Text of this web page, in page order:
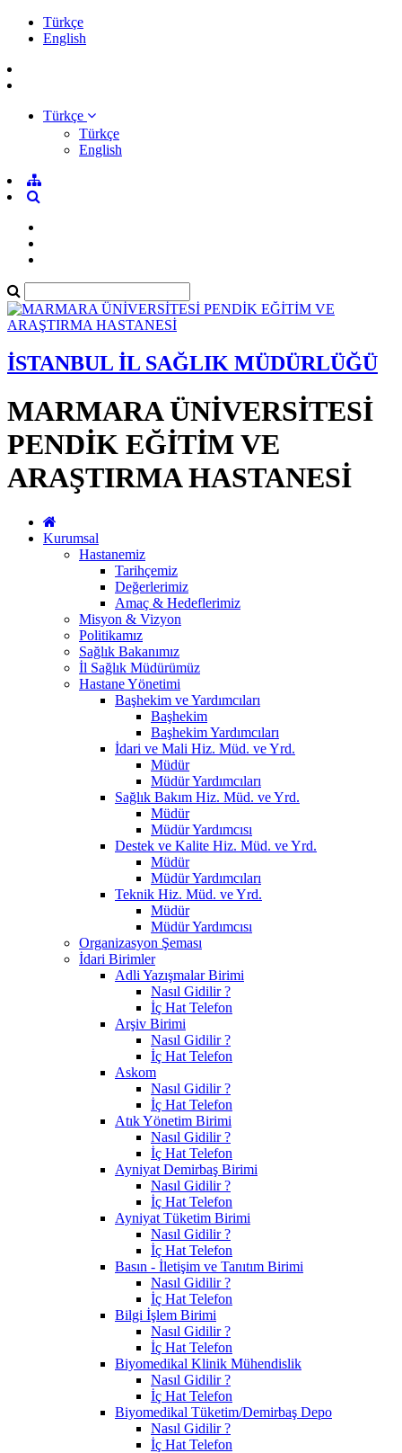
Türkçe
English
Türkçe
Türkçe
English
İSTANBUL İL SAĞLIK MÜDÜRLÜĞÜ
MARMARA ÜNİVERSİTESİ
PENDİK EĞİTİM VE
ARAŞTIRMA HASTANESİ
Kurumsal
Hastanemiz
Tarihçemiz
Değerlerimiz
Amaç & Hedeflerimiz
Misyon & Vizyon
Politikamız
Sağlık Bakanımız
İl Sağlık Müdürümüz
Hastane Yönetimi
Başhekim ve Yardımcıları
Başhekim
Başhekim Yardımcıları
İdari ve Mali Hiz. Müd. ve Yrd.
Müdür
Müdür Yardımcıları
Sağlık Bakım Hiz. Müd. ve Yrd.
Müdür
Müdür Yardımcısı
Destek ve Kalite Hiz. Müd. ve Yrd.
Müdür
Müdür Yardımcıları
Teknik Hiz. Müd. ve Yrd.
Müdür
Müdür Yardımcısı
Organizasyon Şeması
İdari Birimler
Adli Yazışmalar Birimi
Nasıl Gidilir ?
İç Hat Telefon
Arşiv Birimi
Nasıl Gidilir ?
İç Hat Telefon
Askom
Nasıl Gidilir ?
İç Hat Telefon
Atık Yönetim Birimi
Nasıl Gidilir ?
İç Hat Telefon
Ayniyat Demirbaş Birimi
Nasıl Gidilir ?
İç Hat Telefon
Ayniyat Tüketim Birimi
Nasıl Gidilir ?
İç Hat Telefon
Basın - İletişim ve Tanıtım Birimi
Nasıl Gidilir ?
İç Hat Telefon
Bilgi İşlem Birimi
Nasıl Gidilir ?
İç Hat Telefon
Biyomedikal Klinik Mühendislik
Nasıl Gidilir ?
İç Hat Telefon
Biyomedikal Tüketim/Demirbaş Depo
Nasıl Gidilir ?
İç Hat Telefon